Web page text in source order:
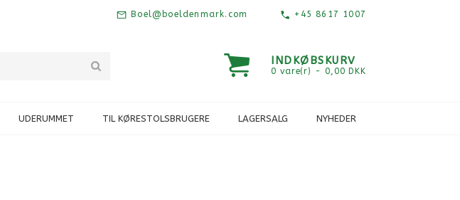
+45 8617 1007
Boel@boeldenmark.com
INDKØBSKURV
0 vare(r) - 0,00 DKK
UDERUMMET TIL KØRESTOLSBRUGERE LAGERSALG NYHEDER